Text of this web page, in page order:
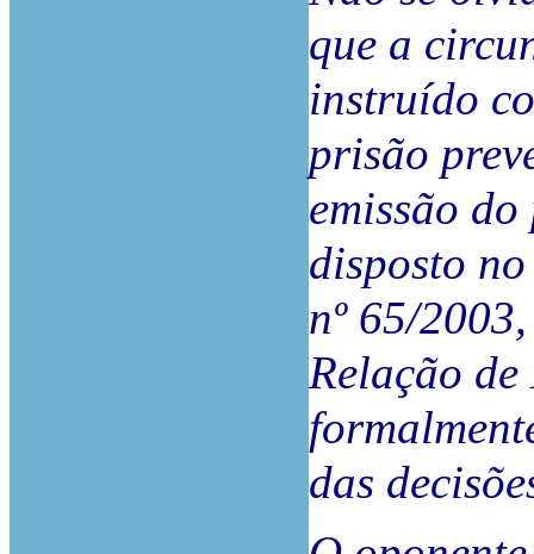
que a
instruído
prisão
emissão
disposto
nº 65/
Relação
das